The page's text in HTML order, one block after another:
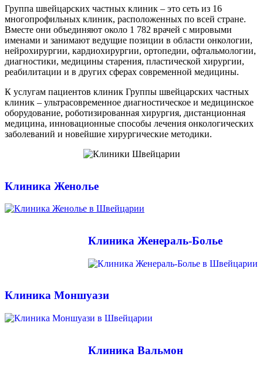
Группа швейцарских частных клиник – это сеть из 16
многопрофильных клиник, расположенных по всей стране.
Вместе они объединяют около 1 782 врачей с мировыми
именами и занимают ведущие позиции в области онкологии,
нейрохирургии, кардиохирургии, ортопедии, офтальмологии,
диагностики, медицины старения, пластической хирургии,
реабилитации и в других сферах современной медицины.
К услугам пациентов клиник Группы швейцарских частных
клиник – ультрасовременное диагностическое и медицинское
оборудование, роботизированная хирургия, дистанционная
медицина, инновационные способы лечения онкологических
заболеваний и новейшие хирургические методики.
Клиника Женолье
Клиника Женераль-Болье
Клиника Моншуази
Клиника Вальмон